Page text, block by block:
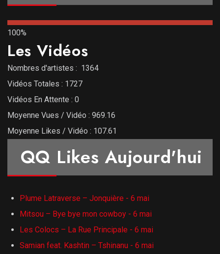
100%
Les Vidéos
Nombres d'artistes : 1364
Vidéos Totales : 1727
Vidéos En Attente : 0
Moyenne Vues / Vidéo : 969.16
Moyenne Likes / Vidéo : 107.61
QQ Likes Aujourd'hui
Plume Latraverse – Jonquière - 6 mai
Mitsou – Bye bye mon cowboy - 6 mai
Les Colocs – La Rue Principale - 6 mai
Samian feat. Kashtin – Tshinanu - 6 mai